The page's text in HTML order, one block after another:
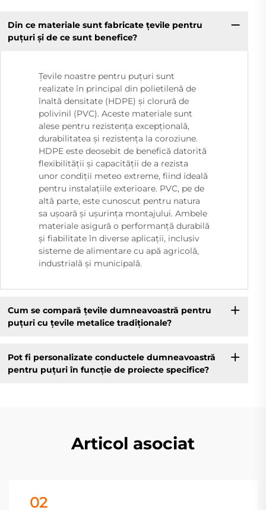
Din ce materiale sunt fabricate țevile pentru
puțuri și de ce sunt benefice?
Țevile noastre pentru puțuri sunt
realizate în principal din polietilenă de
înaltă densitate (HDPE) și clorură de
polivinil (PVC). Aceste materiale sunt
alese pentru rezistența excepțională,
durabilitatea și rezistența la coroziune.
HDPE este deosebit de benefică datorită
flexibilității și capacității de a rezista
unor condiții meteo extreme, fiind ideală
pentru instalațiile exterioare. PVC, pe de
altă parte, este cunoscut pentru natura
sa ușoară și ușurința montajului. Ambele
materiale asigură o performanță durabilă
și fiabilitate în diverse aplicații, inclusiv
sisteme de alimentare cu apă agricolă,
industrială și municipală.
Cum se compară țevile dumneavoastră pentru
puțuri cu țevile metalice tradiționale?
Pot fi personalizate conductele dumneavoastră
pentru puțuri în funcție de proiecte specifice?
Articol asociat
02